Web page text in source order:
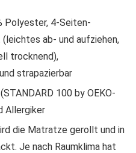
Polyester, 4-Seiten-
ab- und aufziehen,
trocknend),
strapazierbar
100 by OEKO-
Allergiker
die Matratze gerollt und in
Je nach Raumklima hat